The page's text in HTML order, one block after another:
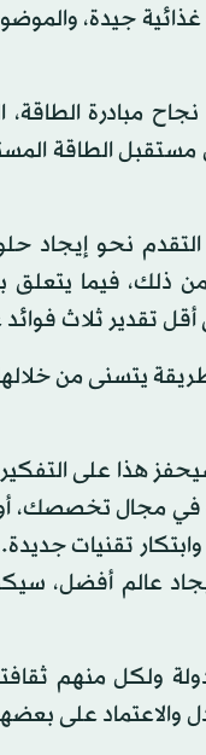
غذائية جيدة،
نجاح مبادرة
الطاقة
التقدم نحو
ذلك، فيما يتعلق
تقدير ثلاث فوائد
يتسنى من
سيحفز هذا على
في مجال تخصصك،
تقنيات جديدة.
عالم أفضل،
وفد الأشخاص الموجودون
والاعتماد على